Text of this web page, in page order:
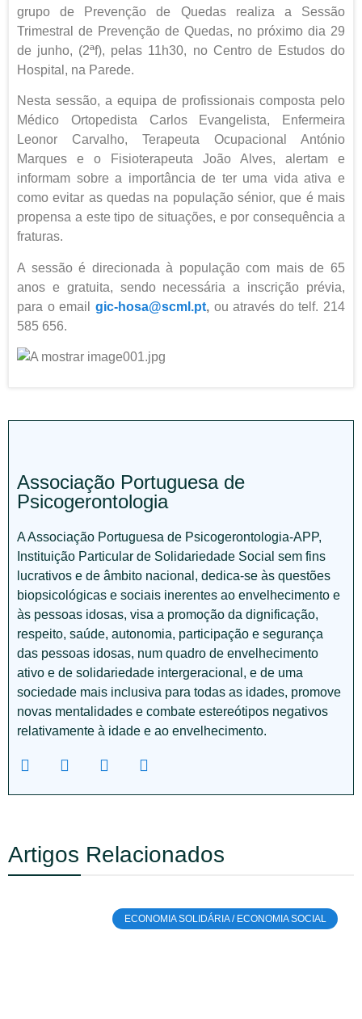
grupo de Prevenção de Quedas realiza a Sessão
Trimestral de Prevenção de Quedas, no próximo dia 29
de junho, (2ªf), pelas 11h30, no Centro de Estudos do
Hospital, na Parede.
Nesta sessão, a equipa de profissionais composta pelo
Médico Ortopedista Carlos Evangelista, Enfermeira
Leonor Carvalho, Terapeuta Ocupacional António
Marques e o Fisioterapeuta João Alves, alertam e
informam sobre a importância de ter uma vida ativa e
como evitar as quedas na população sénior, que é mais
propensa a este tipo de situações, e por consequência a
fraturas.
A sessão é direcionada à população com mais de 65
anos e gratuita, sendo necessária a inscrição prévia,
para o email gic-hosa@scml.pt,ou através do telf. 214
585 656.
Associação Portuguesa de
Psicogerontologia
A Associação Portuguesa de Psicogerontologia-APP,
Instituição Particular de Solidariedade Social sem fins
lucrativos e de âmbito nacional, dedica-se às questões
biopsicológicas e sociais inerentes ao envelhecimento e
às pessoas idosas, visa a promoção da dignificação,
respeito, saúde, autonomia, participação e segurança
das pessoas idosas, num quadro de envelhecimento
ativo e de solidariedade intergeracional, e de uma
sociedade mais inclusiva para todas as idades, promove
novas mentalidades e combate estereótipos negativos
relativamente à idade e ao envelhecimento.
Artigos Relacionados
ECONOMIA SOLIDÁRIA / ECONOMIA SOCIAL